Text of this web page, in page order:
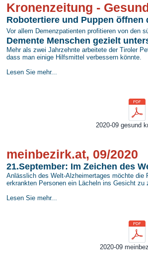
Kronenzeitung -
Robotertiere und Puppen öffnen
Vor allem Demenzpatienten profitieren von den
Demente Menschen gezielt
Mehr als zwei Jahrzehnte arbeitete der Tiroler
dass man einige Hilfsmittel verbessern könnte.
Lesen Sie mehr...
2020-09 gesund
meinbezirk.at, 09/2020
21.September: Im Zeichen des
Anlässlich des Welt-Alzheimertages möchte
erkrankten Personen ein Lächeln ins Gesicht zu
Lesen Sie mehr...
2020-09